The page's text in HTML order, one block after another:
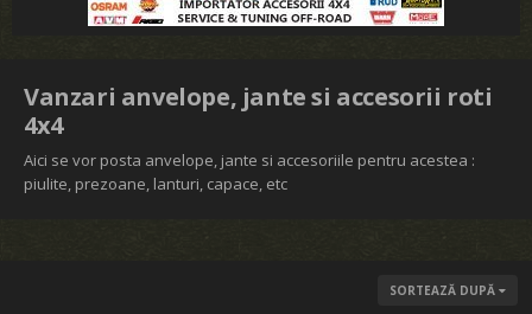
Vanzari anvelope, jante si accesorii roti
4x4
Aici se vor posta anvelope, jante si accesoriile pentru acestea :
piulite, prezoane, lanturi, capace, etc
SORTEAZĂ DUPĂ